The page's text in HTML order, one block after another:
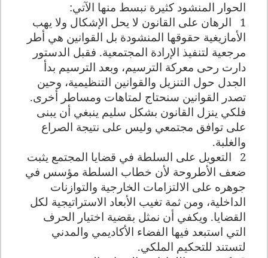
الحوار المنشود كثيرة نبسط منها الآتي:
1
الرهان على القانون لا يحل الإشكال ولا يهب
الأمازيغية حقوقها المنشودة بل القوانين هي أطر
مرجعية لتنفيذ الإرادة المجتمعية. فقبل الدستور
دارت رحى معركة الترسيم، وبعد الترسيم بدأ
الجدل حول التنزيل والقوانين التنظيمية، وحين
تصدر القوانين سنحتاج لمتاهات ومساطر أخرى.
فلكي ينزل القانون بشكل سليم ينبغي أن يبنى
على توافق مجتمعي وليس على نتيجة الصراع
والغلبة.
2
التعويل على السلطة في قضايا المجتمع يثبت
ضعف الأطروحة لأن خطاب السلطة مؤسس في
جوهره على الالتزامات الخارجية والتوازنات
الداخلية، ومن ثمة تغيب الأبعاد الاستراتيجية لكل
القضايا. ويكفي أن نمثل بقضية اختيار الحرف
التي استبعد فيها الفضاء الأكاديمي والمدني
لتستند للتحكيم الملكي.